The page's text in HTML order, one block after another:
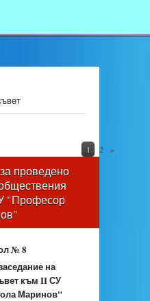
1 2 »
проведено
"Професор
№ 8
на
към II СУ
Маринов"